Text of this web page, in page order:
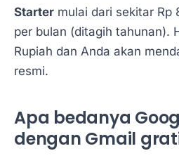
Starter mulai dari sekitar Rp
per bulan (ditagih tahunan).
Rupiah dan Anda akan
resmi.
Apa bedanya
dengan Gmail